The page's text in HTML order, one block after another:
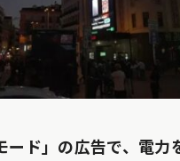
ード」の広告で、電力